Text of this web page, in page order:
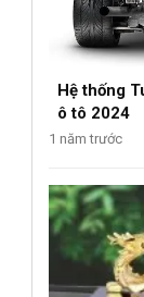
Hệ thống
ô tô 2024
1 năm trước